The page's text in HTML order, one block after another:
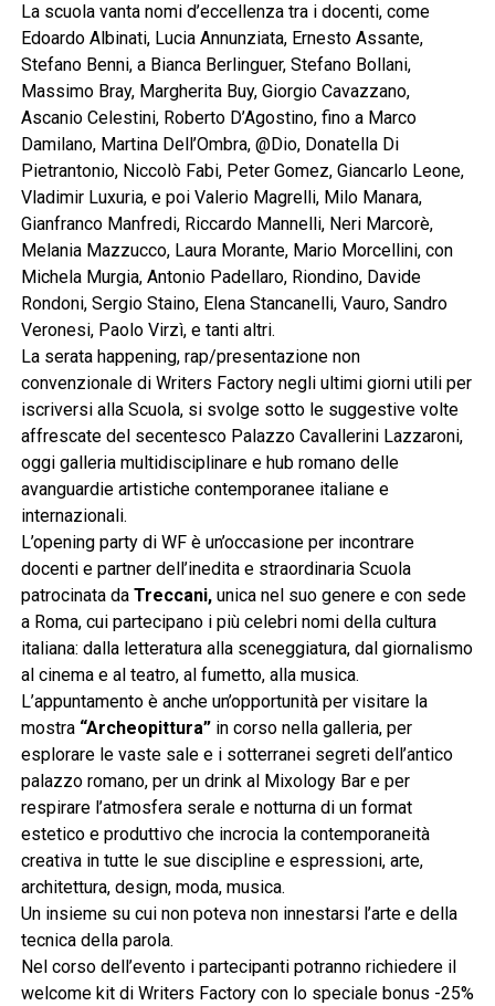
La scuola vanta nomi d’eccellenza tra i docenti, come
Edoardo Albinati, Lucia Annunziata, Ernesto Assante,
Stefano Benni, a Bianca Berlinguer, Stefano Bollani,
Massimo Bray, Margherita Buy, Giorgio Cavazzano,
Ascanio Celestini, Roberto D’Agostino, fino a Marco
Damilano, Martina Dell’Ombra, @Dio, Donatella Di
Pietrantonio, Niccolò Fabi, Peter Gomez, Giancarlo Leone,
Vladimir Luxuria, e poi Valerio Magrelli, Milo Manara,
Gianfranco Manfredi, Riccardo Mannelli, Neri Marcorè,
Melania Mazzucco, Laura Morante, Mario Morcellini, con
Michela Murgia, Antonio Padellaro, Riondino, Davide
Rondoni, Sergio Staino, Elena Stancanelli, Vauro, Sandro
Veronesi, Paolo Virzì, e tanti altri.
La serata happening, rap/presentazione non
convenzionale di Writers Factory negli ultimi giorni utili per
iscriversi alla Scuola, si svolge sotto le suggestive volte
affrescate del secentesco Palazzo Cavallerini Lazzaroni,
oggi galleria multidisciplinare e hub romano delle
avanguardie artistiche contemporanee italiane e
internazionali.
L’opening party di WF è un’occasione per incontrare
docenti e partner dell’inedita e straordinaria Scuola
patrocinata da Treccani,unica nel suo genere e con sede
a Roma, cui partecipano i più celebri nomi della cultura
italiana: dalla letteratura alla sceneggiatura, dal giornalismo
al cinema e al teatro, al fumetto, alla musica.
L’appuntamento è anche un’opportunità per visitare la
mostra “Archeopittura”in corso nella galleria, per
esplorare le vaste sale e i sotterranei segreti dell’antico
palazzo romano, per un drink al Mixology Bar e per
respirare l’atmosfera serale e notturna di un format
estetico e produttivo che incrocia la contemporaneità
creativa in tutte le sue discipline e espressioni, arte,
architettura, design, moda, musica.
Un insieme su cui non poteva non innestarsi l’arte e della
tecnica della parola.
Nel corso dell’evento i partecipanti potranno richiedere il
welcome kit di Writers Factory con lo speciale bonus -25%